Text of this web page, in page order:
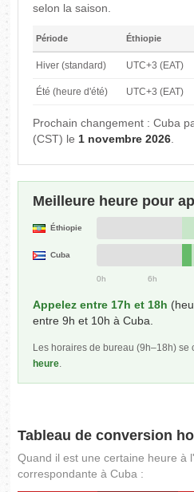
selon la saison.
Période Éthiopie
Hiver (standard) UTC+3 (EAT)
Été (heure d'été) UTC+3 (EAT)
Prochain changement : Cuba
(CST) le1 novembre 2026.
Meilleure heure pour
Éthiopie
Cuba
0h 6h
Appelez entre 17h et 18h
entre 9h et 10h à Cuba.
Les horaires de bureau (9h–18h)
heure.
Tableau de conversion
Quand il est une certaine heure à
correspondante à Cuba :